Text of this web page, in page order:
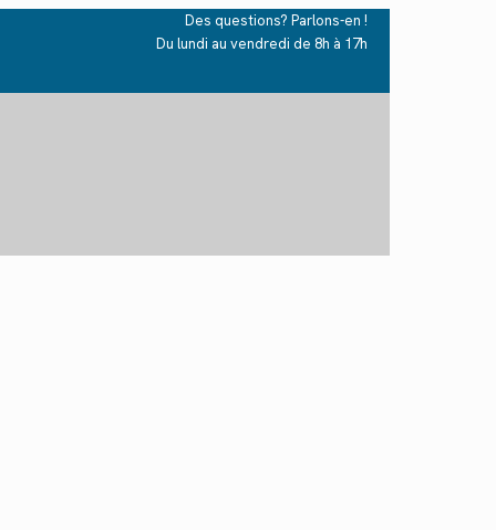
Des questions? Parlons-en !
Du lundi au vendredi de 8h à 17h